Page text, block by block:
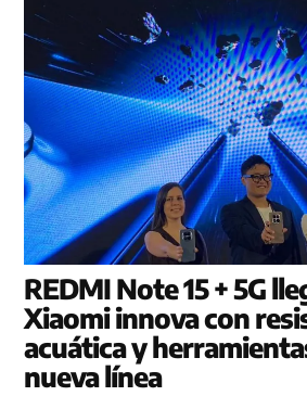
REDMI Note 15 + 5G
Xiaomi innova con
acuática y
nueva línea